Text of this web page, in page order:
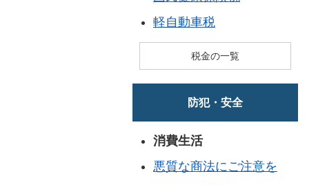
軽自動車税
税金の一覧
防犯・安全
消費生活
悪質な商法にご注意を